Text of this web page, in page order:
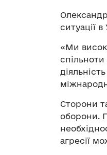
ситуації в
«Ми
Сторони
оборони.
агресії